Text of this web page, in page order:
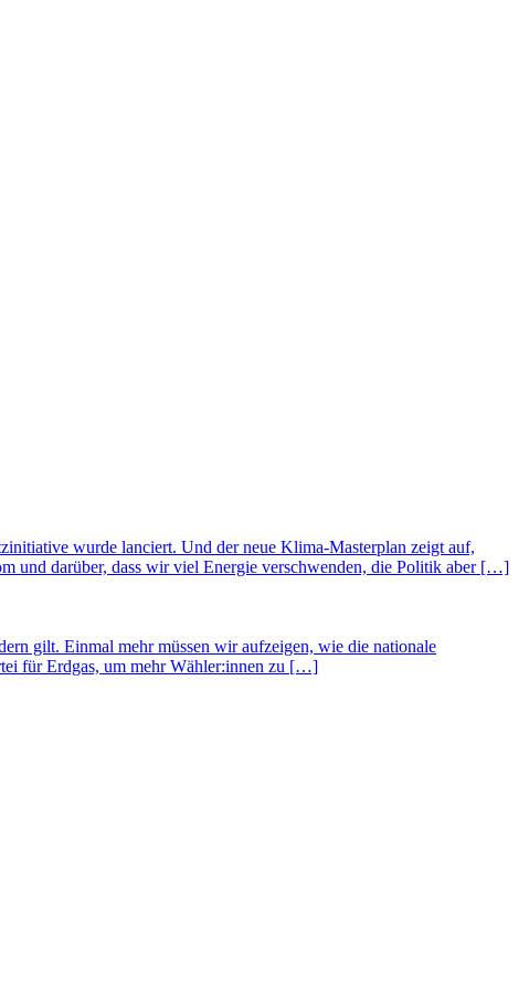
wurde lanciert. Und der neue Klima-Masterplan zeigt auf,
und darüber, dass wir viel Energie verschwenden, die Politik aber […]
gilt. Einmal mehr müssen wir aufzeigen, wie die nationale
für Erdgas, um mehr Wähler:innen zu […]